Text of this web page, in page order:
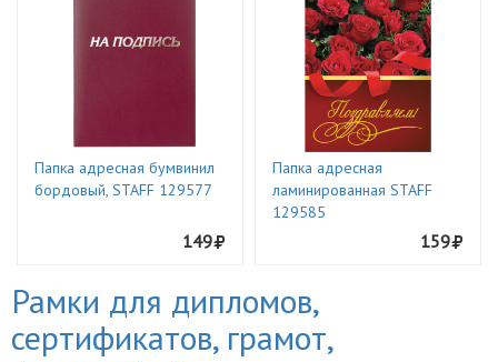
Папка адресная бумвинил
бордовый, STAFF 129577
149
Папка адресная
ламинированная STAFF
129585
159
Рамки для дипломов,
сертификатов, грамот,